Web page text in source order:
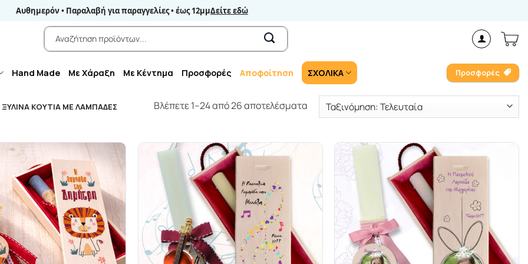
Αυθημερόν • Παραλαβή για παραγγελίες • έως 12μμΔείτε εδώ
Αναζήτηση
για:
Hand Made Με Χάραξη Με Κέντημα Προσφορές Αποφοίτηση ΣΧΟΛΙΚΑ Προσφορές
ΞΎΛΙΝΑ ΚΟΥΤΙΆ ΜΕ ΛΑΜΠΆΔΕΣ Βλέπετε 1–24 από 26 αποτελέσματαSorted